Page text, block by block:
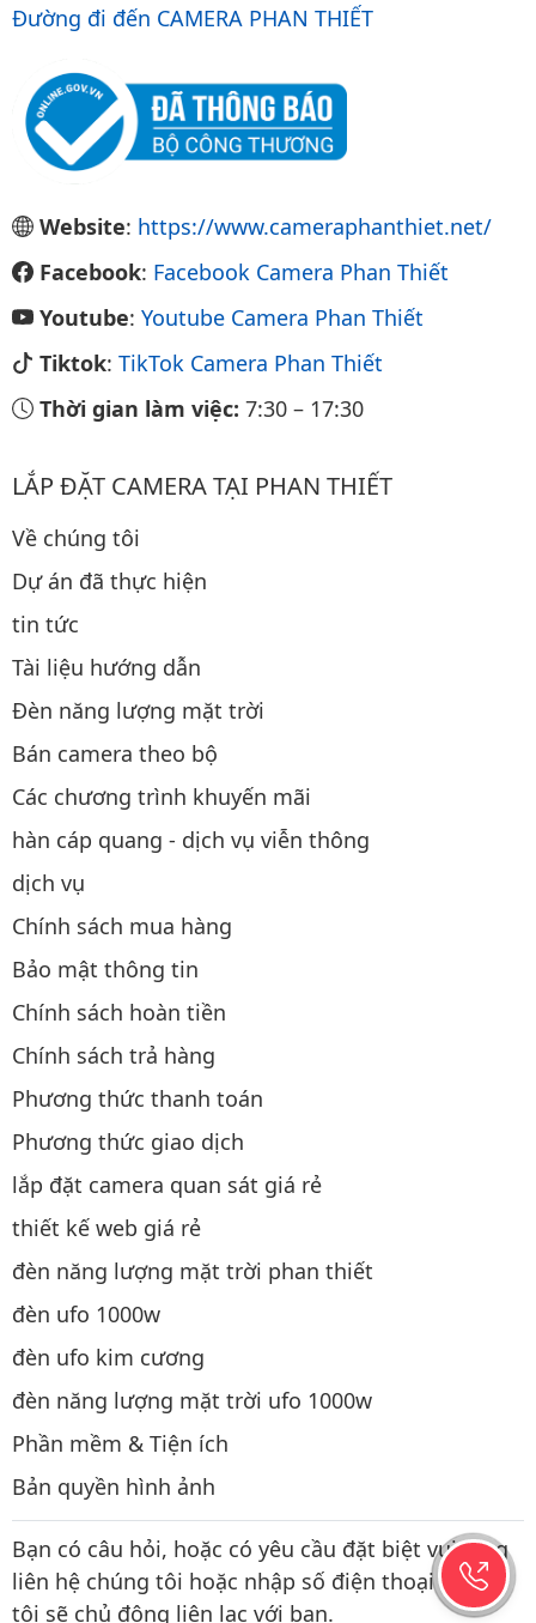
Đường đi đến CAMERA PHAN THIẾT
Website: https://www.cameraphanthiet.net/
Facebook: Facebook Camera Phan Thiết
Youtube: Youtube Camera Phan Thiết
Tiktok: TikTok Camera Phan Thiết
Thời gian làm việc: 7:30 – 17:30
LẮP ĐẶT CAMERA TẠI PHAN THIẾT
Về chúng tôi
Dự án đã thực hiện
tin tức
Tài liệu hướng dẫn
Đèn năng lượng mặt trời
Bán camera theo bộ
Các chương trình khuyến mãi
hàn cáp quang - dịch vụ viễn thông
dịch vụ
Chính sách mua hàng
Bảo mật thông tin
Chính sách hoàn tiền
Chính sách trả hàng
Phương thức thanh toán
Phương thức giao dịch
lắp đặt camera quan sát giá rẻ
thiết kế web giá rẻ
đèn năng lượng mặt trời phan thiết
đèn ufo 1000w
đèn ufo kim cương
đèn năng lượng mặt trời ufo 1000w
Phần mềm & Tiện ích
Bản quyền hình ảnh
Bạn có câu hỏi, hoặc có yêu cầu đặt biệt vui lòng
liên hệ chúng tôi hoặc nhập số điện thoại chúng
tôi sẽ chủ động liên lạc với bạn.